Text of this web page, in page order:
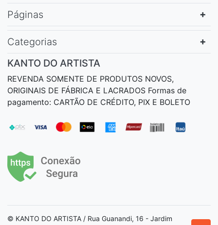
Páginas
Categorias
KANTO DO ARTISTA
REVENDA SOMENTE DE PRODUTOS NOVOS,
ORIGINAIS DE FÁBRICA E LACRADOS Formas de
pagamento: CARTÃO DE CRÉDITO, PIX E BOLETO
© KANTO DO ARTISTA / Rua Guanandi, 16 - Jardim